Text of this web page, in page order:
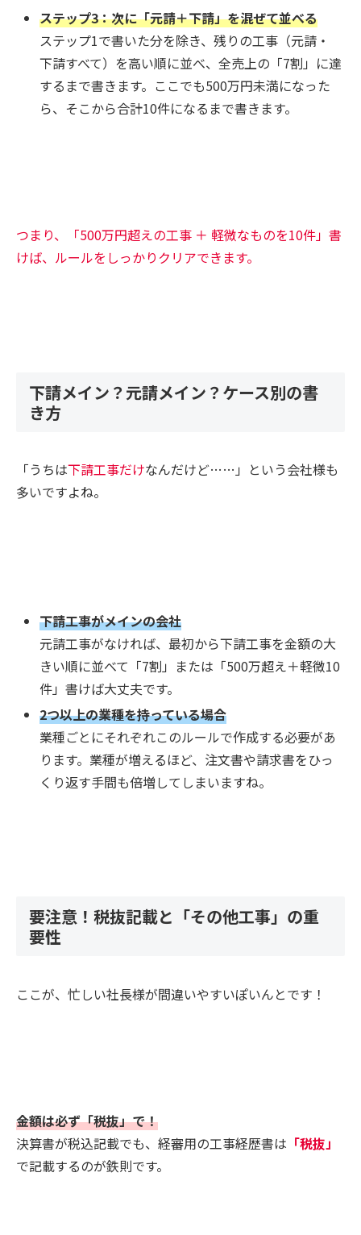
ステップ3：次に「元請＋下請」を混ぜて並べる
ステップ1で書いた分を除き、残りの工事（元請・
下請すべて）を高い順に並べ、全売上の「7割」に達
するまで書きます。ここでも500万円未満になった
ら、そこから合計10件になるまで書きます。
つまり、「500万円超えの工事 ＋ 軽微なものを10件」書
けば、ルールをしっかりクリアできます。
下請メイン？元請メイン？ケース別の書
き方
「うちは下請工事だけなんだけど……」という会社様も
多いですよね。
下請工事がメインの会社
元請工事がなければ、最初から下請工事を金額の大
きい順に並べて「7割」または「500万超え＋軽微10
件」書けば大丈夫です。
2つ以上の業種を持っている場合
業種ごとにそれぞれこのルールで作成する必要があ
ります。業種が増えるほど、注文書や請求書をひっ
くり返す手間も倍増してしまいますね。
要注意！税抜記載と「その他工事」の重
要性
ここが、忙しい社長様が間違いやすいぽいんとです！
金額は必ず「税抜」で！
決算書が税込記載でも、経審用の工事経歴書は 「税抜」
で記載するのが鉄則です。